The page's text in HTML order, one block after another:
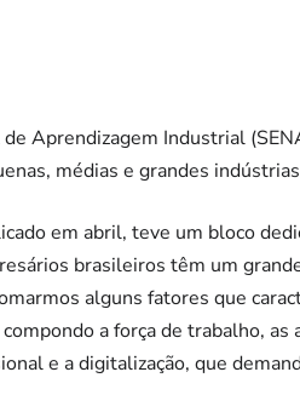
Aprendizagem Industrial
médias e grandes
em abril, teve um bloco
brasileiros têm um
alguns fatores que
a força de trabalho,
e a digitalização, que